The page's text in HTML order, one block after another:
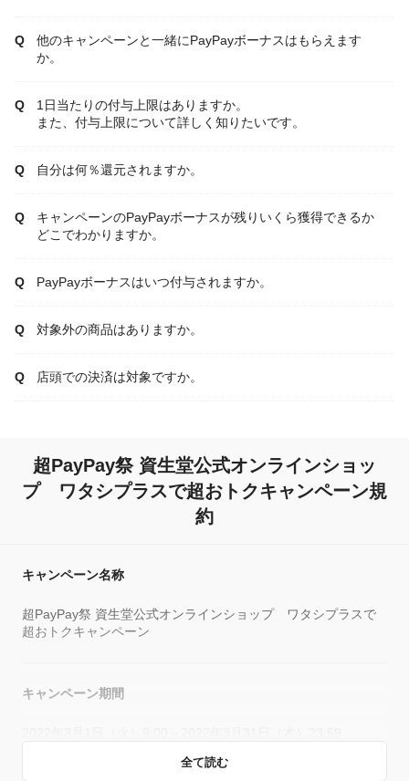
他のキャンペーンと一緒にPayPayボーナスはもらえます
か。
1日当たりの付与上限はありますか。
また、付与上限について詳しく知りたいです。
自分は何％還元されますか。
キャンペーンのPayPayボーナスが残りいくら獲得できるか
どこでわかりますか。
PayPayボーナスはいつ付与されますか。
対象外の商品はありますか。
店頭での決済は対象ですか。
超PayPay祭 資生堂公式オンラインショッ
プ ワタシプラスで超おトクキャンペーン規
約
全て読む
キャンペーン名称
超PayPay祭 資生堂公式オンラインショップ ワタシプラスで
超おトクキャンペーン
キャンペーン期間